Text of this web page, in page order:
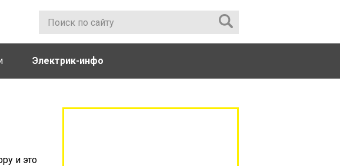
Электрик-инфо
и это